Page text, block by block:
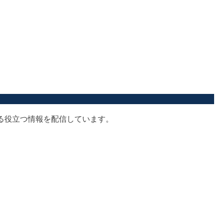
立つ情報を配信しています。